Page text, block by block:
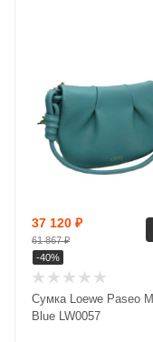
Сумка Loewe Paseo
Blue LW0057
37 120 ₽
61 867₽
-40%